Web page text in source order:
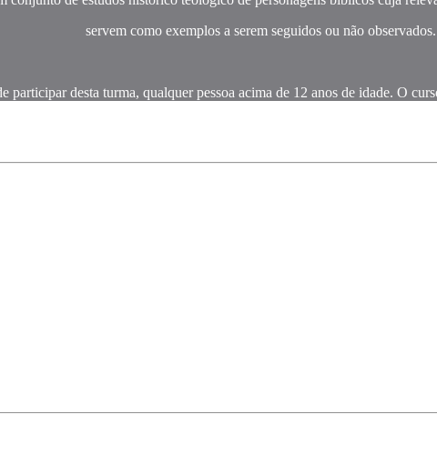
servem como exemplos a serem seguidos ou não observados.
participar desta turma, qualquer pessoa acima de 12 anos de idade. O